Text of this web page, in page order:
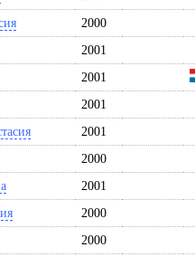
2000
2001
2001
2001
2001
2000
2001
2000
2000